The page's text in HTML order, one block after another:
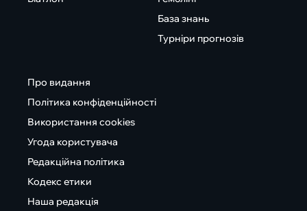
База знань
Турніри прогнозів
Про видання
Політика конфіденційності
Використання cookies
Угода користувача
Редакційна політика
Кодекс етики
Наша редакція